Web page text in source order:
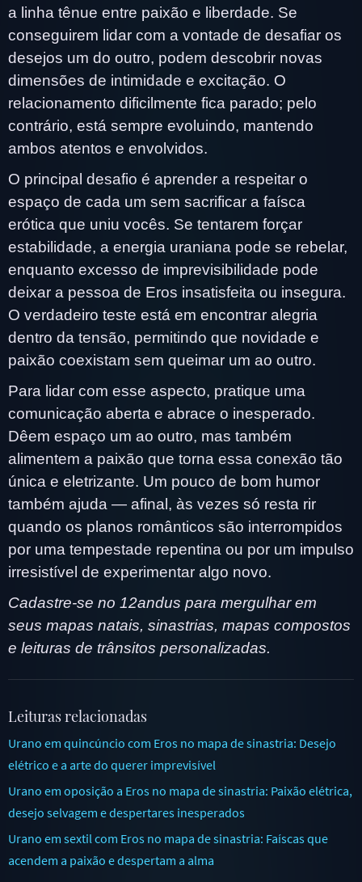
a linha tênue entre paixão e liberdade. Se
conseguirem lidar com a vontade de desafiar os
desejos um do outro, podem descobrir novas
dimensões de intimidade e excitação. O
relacionamento dificilmente fica parado; pelo
contrário, está sempre evoluindo, mantendo
ambos atentos e envolvidos.
O principal desafio é aprender a respeitar o
espaço de cada um sem sacrificar a faísca
erótica que uniu vocês. Se tentarem forçar
estabilidade, a energia uraniana pode se rebelar,
enquanto excesso de imprevisibilidade pode
deixar a pessoa de Eros insatisfeita ou insegura.
O verdadeiro teste está em encontrar alegria
dentro da tensão, permitindo que novidade e
paixão coexistam sem queimar um ao outro.
Para lidar com esse aspecto, pratique uma
comunicação aberta e abrace o inesperado.
Dêem espaço um ao outro, mas também
alimentem a paixão que torna essa conexão tão
única e eletrizante. Um pouco de bom humor
também ajuda — afinal, às vezes só resta rir
quando os planos românticos são interrompidos
por uma tempestade repentina ou por um impulso
irresistível de experimentar algo novo.
Cadastre-se no 12andus para mergulhar em
seus mapas natais, sinastrias, mapas compostos
e leituras de trânsitos personalizadas.
Leituras relacionadas
Urano em quincúncio com Eros no mapa de sinastria: Desejo
elétrico e a arte do querer imprevisível
Urano em oposição a Eros no mapa de sinastria: Paixão elétrica,
desejo selvagem e despertares inesperados
Urano em sextil com Eros no mapa de sinastria: Faíscas que
acendem a paixão e despertam a alma